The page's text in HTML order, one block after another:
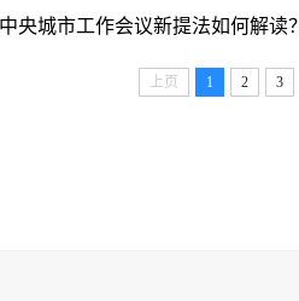
央城市工作会议新提法如何解读？
上页 1 2 3